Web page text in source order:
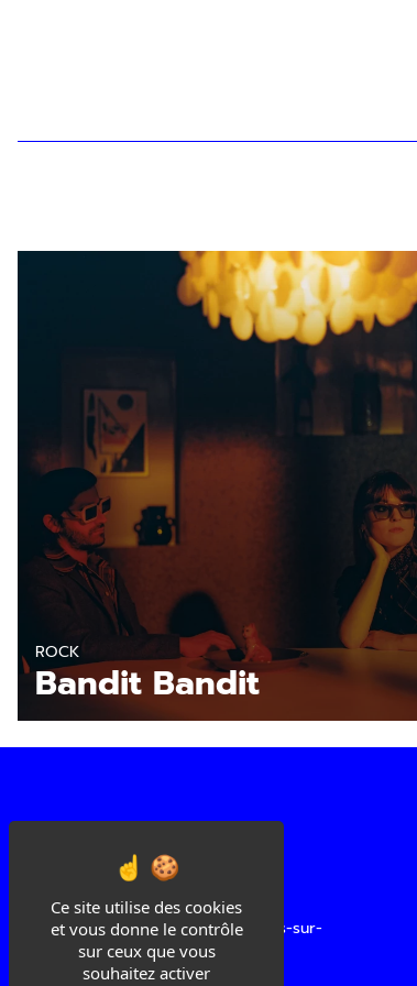
Ce site utilise des cookies
et vous donne le contrôle
sur ceux que vous
souhaitez activer
ROCK
Bandit Bandit
Cité de la Musique
3 quai Sainte Claire, 26100 Romans-sur-